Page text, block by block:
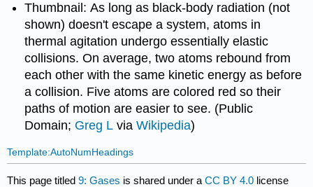
Thumbnail: As long as black-body radiation (not
shown) doesn't escape a system, atoms in
thermal agitation undergo essentially elastic
collisions. On average, two atoms rebound from
each other with the same kinetic energy as before
a collision. Five atoms are colored red so their
paths of motion are easier to see. (Public
Domain; Greg L viaWikipedia)
Template:AutoNumHeadings
This page titled9: Gases is shared under aCC BY 4.0 license